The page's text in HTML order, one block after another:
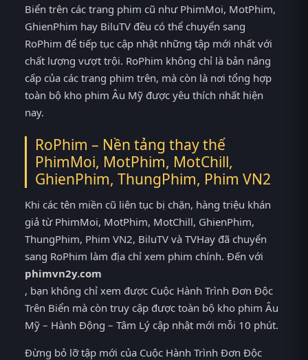
Biển trên các trang phim cũ như PhimMoi, MotPhim,
GhienPhim hay BiluTV đều có thể chuyển sang
RoPhim để tiếp tục cập nhật những tập mới nhất với
chất lượng vượt trội. RoPhim không chỉ là bản nâng
cấp của các trang phim trên, mà còn là nơi tổng hợp
toàn bộ kho phim Âu Mỹ được yêu thích nhất hiện
nay.
RoPhim – Nền tảng thay thế
PhimMoi, MotPhim, MotChill,
GhienPhim, ThungPhim, Phim VN2
Khi các tên miền cũ liên tục bị chặn, hàng triệu khán
giả từ PhimMoi, MotPhim, MotChill, GhienPhim,
ThungPhim, Phim VN2, BiluTV và TVHay đã chuyển
sang RoPhim làm địa chỉ xem phim chính. Đến với
phimvn2y.com
, bạn không chỉ xem được Cuộc Hành Trình Đơn Độc
Trên Biển mà còn truy cập được toàn bộ kho phim Âu
Mỹ – Hành Động – Tâm Lý cập nhật mới mỗi 10 phút.
Đừng bỏ lỡ tập mới của Cuộc Hành Trình Đơn Độc